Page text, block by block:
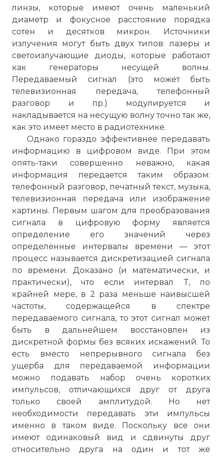
линзы, которые имеют очень маленький
диаметр и фокусное расстояние порядка
сотен и десятков микрон. Источники
излучения могут быть двух типов: лазеры и
светоизлучающие диоды, которые работают
как генераторы несущей волны.
Передаваемый сигнал (это может быть
телевизионная передача, телефонный
разговор и пр.) модулируется и
накладывается на несущую волну точно так же,
как это имеет место в радиотехнике.
Однако гораздо эффективнее передавать
информацию в цифровом виде. При этом
опять-таки совершенно неважно, какая
информация передается таким образом:
телефонный разговор, печатный текст, музыка,
телевизионная передача или изображение
картины. Первым шагом для преобразования
сигнала в цифровую форму является
определение его значений через
определенные интервалы времени — этот
процесс называется дискретизацией сигнала
по времени. Доказано (и математически, и
практически), что если интервал T, по
крайней мере, в 2 раза меньше наивысшей
частоты, содержащейся в спектре
передаваемого сигнала, то этот сигнал может
быть в дальнейшем восстановлен из
дискретной формы без всяких искажений. То
есть вместо непрерывного сигнала без
ущерба для передаваемой информации
можно подавать набор очень коротких
импульсов, отличающихся друг от друга
только своей амплитудой. Но нет
необходимости передавать эти импульсы
именно в таком виде. Поскольку все они
имеют одинаковый вид и сдвинуты друг
относительно друга на один и тот же